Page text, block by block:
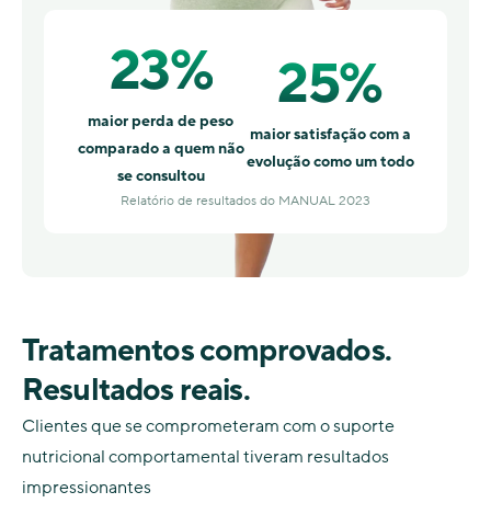
23%
maior perda de peso
comparado a quem não
se consultou
25%
maior satisfação com a
evolução como um todo
Relatório de resultados do MANUAL 2023
Tratamentos comprovados.
Resultados reais.
Clientes que se comprometeram com o suporte
nutricional comportamental tiveram resultados
impressionantes